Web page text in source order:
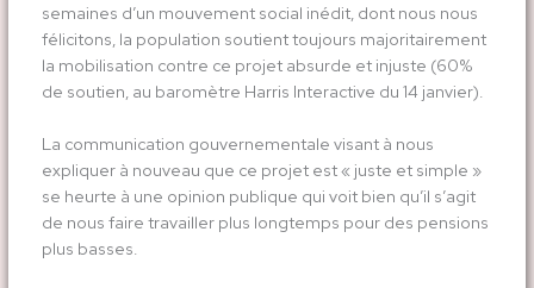
semaines d’un mouvement social inédit, dont nous nous
félicitons, la population soutient toujours majoritairement
la mobilisation contre ce projet absurde et injuste (60%
de soutien, au baromètre Harris Interactive du 14 janvier).
La communication gouvernementale visant à nous
expliquer à nouveau que ce projet est « juste et simple »
se heurte à une opinion publique qui voit bien qu’il s’agit
de nous faire travailler plus longtemps pour des pensions
plus basses.